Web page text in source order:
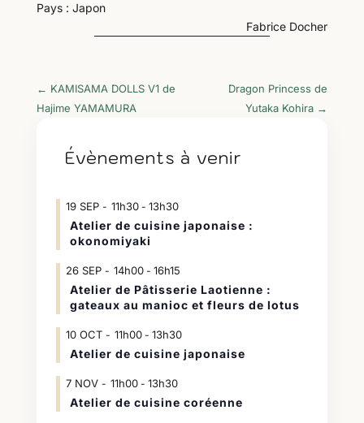
Pays : Japon
Fabrice Docher
← KAMISAMA DOLLS V1 de
Hajime YAMAMURA
Dragon Princess de
Yutaka Kohira →
Évènements à venir
19 SEP 11h30- 13h30
Atelier de cuisine japonaise :
okonomiyaki
26 SEP 14h00- 16h15
Atelier de Pâtisserie Laotienne :
gateaux au manioc et fleurs de lotus
10 OCT 11h00- 13h30
Atelier de cuisine japonaise
7 NOV 11h00- 13h30
Atelier de cuisine coréenne